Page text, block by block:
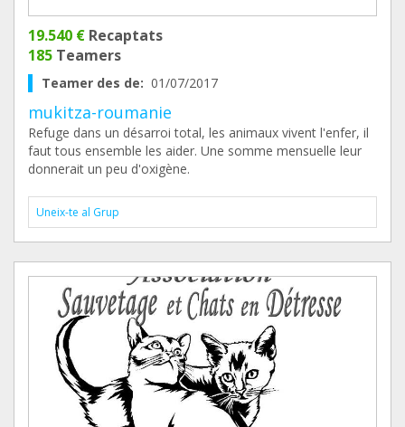
19.540 € Recaptats
185 Teamers
Teamer des de: 01/07/2017
mukitza-roumanie
Refuge dans un désarroi total, les animaux vivent l'enfer, il
faut tous ensemble les aider. Une somme mensuelle leur
donnerait un peu d'oxigène.
Uneix-te al Grup